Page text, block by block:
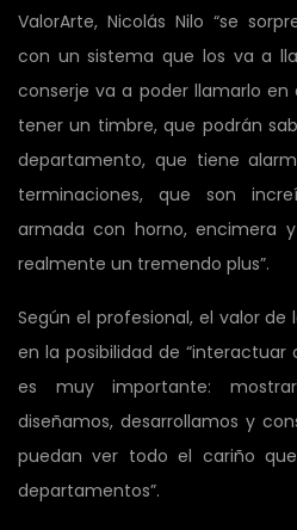
ValorArte, Nicolás Nilo “se
con un sistema que los va a
conserje va a poder llamarlo en
tener un timbre, que podrán
departamento, que tiene
terminaciones, que son
armada con horno, encimera
realmente un tremendo plus”.
Según el profesional, el valor
en la posibilidad de
es muy importante:
diseñamos, desarrollamos y
puedan ver todo el cariño
departamentos”.